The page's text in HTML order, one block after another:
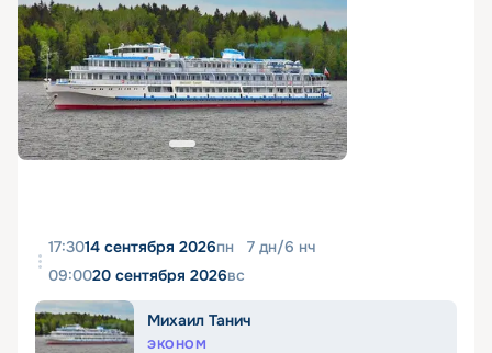
17:3014 сентября 2026пн 7 дн/6 нч
09:0020 сентября 2026вс
Михаил Танич
ЭКОНОМ